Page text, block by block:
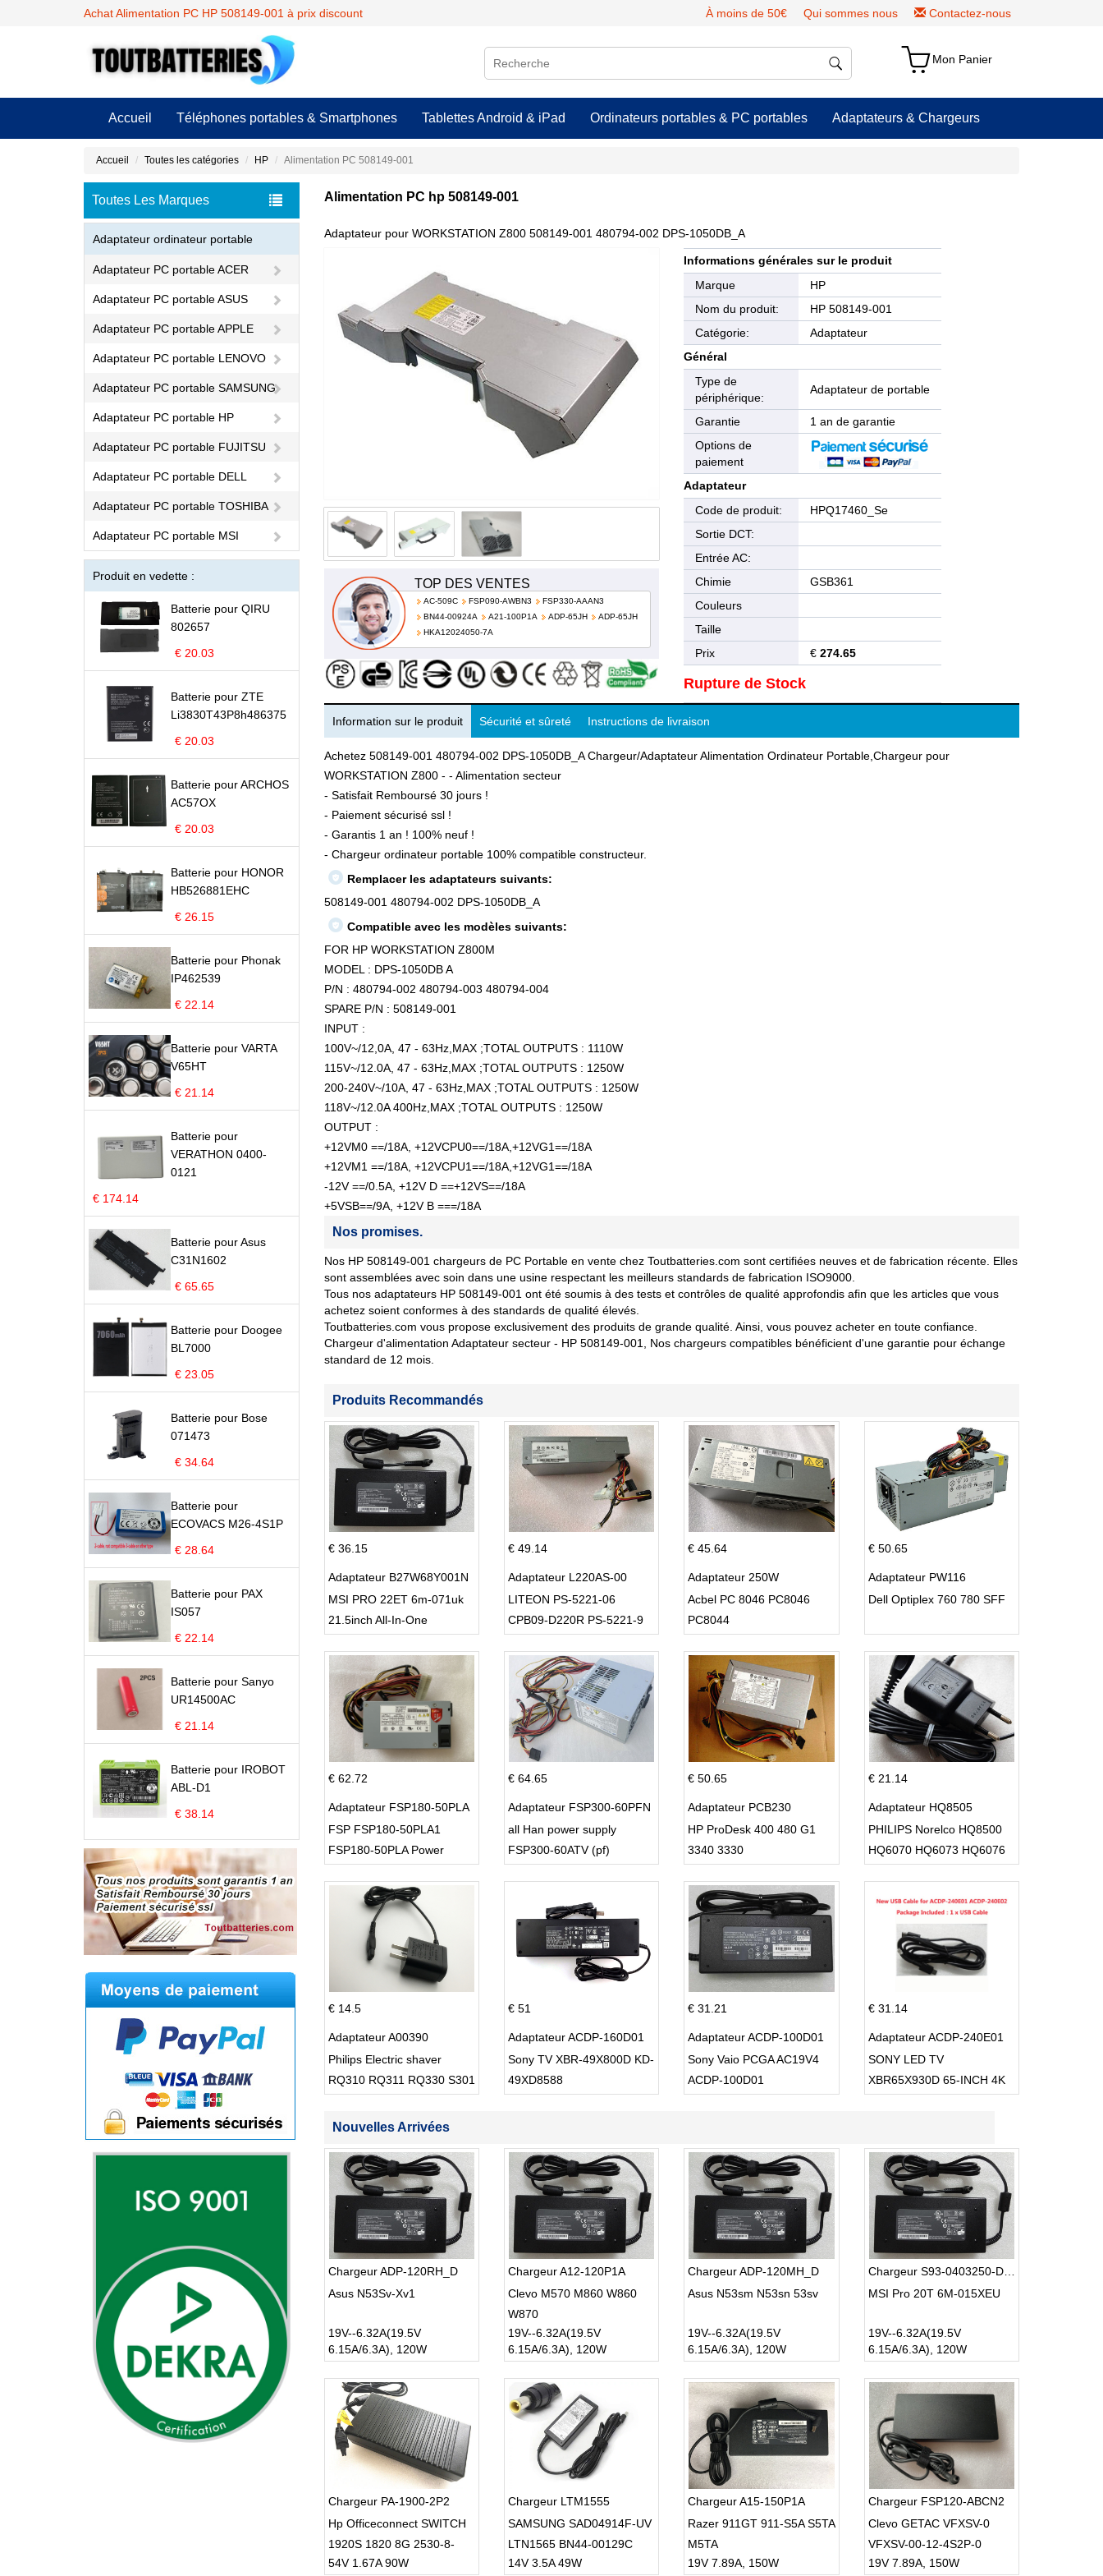
Achat Alimentation PC HP 508149-001 à prix discount À moins de 50€ Qui sommes nous Contactez-nous
Mon Panier
Accueil Téléphones portables & Smartphones Tablettes Android & iPad Ordinateurs portables & PC portables Adaptateurs & Chargeurs
Accueil Toutes les catégories HP Alimentation PC 508149-001
Toutes Les Marques
Adaptateur ordinateur portable
Adaptateur PC portable ACER
Adaptateur PC portable ASUS
Adaptateur PC portable APPLE
Adaptateur PC portable LENOVO
Adaptateur PC portable SAMSUNG
Adaptateur PC portable HP
Adaptateur PC portable FUJITSU
Adaptateur PC portable DELL
Adaptateur PC portable TOSHIBA
Adaptateur PC portable MSI
Produit en vedette :
Batterie pour QIRU
802657
€ 20.03
Batterie pour ZTE
Li3830T43P8h486375
€ 20.03
Batterie pour ARCHOS
AC57OX
€ 20.03
Batterie pour HONOR
HB526881EHC
€ 26.15
Batterie pour Phonak
IP462539
€ 22.14
Batterie pour VARTA
V65HT
€ 21.14
Batterie pour
VERATHON 0400-
0121
€ 174.14
Batterie pour Asus
C31N1602
€ 65.65
Batterie pour Doogee
BL7000
€ 23.05
Batterie pour Bose
071473
€ 34.64
Batterie pour
ECOVACS M26-4S1P
€ 28.64
Batterie pour PAX
IS057
€ 22.14
Batterie pour Sanyo
UR14500AC
€ 21.14
Batterie pour IROBOT
ABL-D1
€ 38.14
Alimentation PC hp 508149-001
Adaptateur pour WORKSTATION Z800 508149-001 480794-002 DPS-1050DB_A
TOP DES VENTES
AC-509C FSP090-AWBN3
FSP330-AAAN3
BN44-00924A
A21-100P1A ADP-65JH
ADP-65JH
HKA12024050-7A
Informations générales sur le produit
Marque
HP
Nom du produit:
HP 508149-001
Catégorie:
Adaptateur
Général
Type de
périphérique:
Adaptateur de portable
Garantie
1 an de garantie
Options de
paiement
Adaptateur
Code de produit:
HPQ17460_Se
Sortie DCT:
Entrée AC:
Chimie
GSB361
Couleurs
Taille
Prix
€274.65
Rupture de Stock
Information sur le produit Sécurité et sûreté Instructions de livraison
Achetez 508149-001 480794-002 DPS-1050DB_A Chargeur/Adaptateur Alimentation Ordinateur Portable,Chargeur pour
WORKSTATION Z800 - - Alimentation secteur
- Satisfait Remboursé 30 jours !
- Paiement sécurisé ssl !
- Garantis 1 an ! 100% neuf !
- Chargeur ordinateur portable 100% compatible constructeur.
Remplacer les adaptateurs suivants:
508149-001 480794-002 DPS-1050DB_A
Compatible avec les modèles suivants:
FOR HP WORKSTATION Z800M
MODEL : DPS-1050DB A
P/N : 480794-002 480794-003 480794-004
SPARE P/N : 508149-001
INPUT :
100V~/12,0A, 47 - 63Hz,MAX ;TOTAL OUTPUTS : 1110W
115V~/12.0A, 47 - 63Hz,MAX ;TOTAL OUTPUTS : 1250W
200-240V~/10A, 47 - 63Hz,MAX ;TOTAL OUTPUTS : 1250W
118V~/12.0A 400Hz,MAX ;TOTAL OUTPUTS : 1250W
OUTPUT :
+12VM0 ==/18A, +12VCPU0==/18A,+12VG1==/18A
+12VM1 ==/18A, +12VCPU1==/18A,+12VG1==/18A
-12V ==/0.5A, +12V D ==+12VS==/18A
+5VSB==/9A, +12V B ===/18A
Nos promises.
Nos HP 508149-001 chargeurs de PC Portable en vente chez Toutbatteries.com sont certifiées neuves et de fabrication récente. Elles
sont assemblées avec soin dans une usine respectant les meilleurs standards de fabrication ISO9000.
Tous nos adaptateurs HP 508149-001 ont été soumis à des tests et contrôles de qualité approfondis afin que les articles que vous
achetez soient conformes à des standards de qualité élevés.
Toutbatteries.com vous propose exclusivement des produits de grande qualité. Ainsi, vous pouvez acheter en toute confiance.
Chargeur d'alimentation Adaptateur secteur - HP 508149-001, Nos chargeurs compatibles bénéficient d'une garantie pour échange
standard de 12 mois.
Produits Recommandés
€ 36.15
Adaptateur B27W68Y001N
MSI PRO 22ET 6m-071uk
21.5inch All-In-One
€ 49.14
Adaptateur L220AS-00
LITEON PS-5221-06
CPB09-D220R PS-5221-9
€ 45.64
Adaptateur 250W
Acbel PC 8046 PC8046
PC8044
€ 50.65
Adaptateur PW116
Dell Optiplex 760 780 SFF
€ 62.72
Adaptateur FSP180-50PLA
FSP FSP180-50PLA1
FSP180-50PLA Power
€ 64.65
Adaptateur FSP300-60PFN
all Han power supply
FSP300-60ATV (pf)
€ 50.65
Adaptateur PCB230
HP ProDesk 400 480 G1
3340 3330
€ 21.14
Adaptateur HQ8505
PHILIPS Norelco HQ8500
HQ6070 HQ6073 HQ6076
€ 14.5
Adaptateur A00390
Philips Electric shaver
RQ310 RQ311 RQ330 S301
€ 51
Adaptateur ACDP-160D01
Sony TV XBR-49X800D KD-
49XD8588
€ 31.21
Adaptateur ACDP-100D01
Sony Vaio PCGA AC19V4
ACDP-100D01
€ 31.14
Adaptateur ACDP-240E01
SONY LED TV
XBR65X930D 65-INCH 4K
Nouvelles Arrivées
Chargeur ADP-120RH_D
Asus N53Sv-Xv1
19V--6.32A(19.5V
6.15A/6.3A), 120W
Chargeur A12-120P1A
Clevo M570 M860 W860
W870
19V--6.32A(19.5V
6.15A/6.3A), 120W
Chargeur ADP-120MH_D
Asus N53sm N53sn 53sv
19V--6.32A(19.5V
6.15A/6.3A), 120W
Chargeur S93-0403250-D04
MSI Pro 20T 6M-015XEU
19V--6.32A(19.5V
6.15A/6.3A), 120W
Chargeur PA-1900-2P2
Hp Officeconnect SWITCH
1920S 1820 8G 2530-8-
POE J9774
54V 1.67A 90W
Chargeur LTM1555
SAMSUNG SAD04914F-UV
LTN1565 BN44-00129C
Monitor
14V 3.5A 49W
Chargeur A15-150P1A
Razer 911GT 911-S5A S5TA
M5TA
19V 7.89A, 150W
Chargeur FSP120-ABCN2
Clevo GETAC VFXSV-0
VFXSV-00-12-4S2P-0
19V 7.89A, 150W